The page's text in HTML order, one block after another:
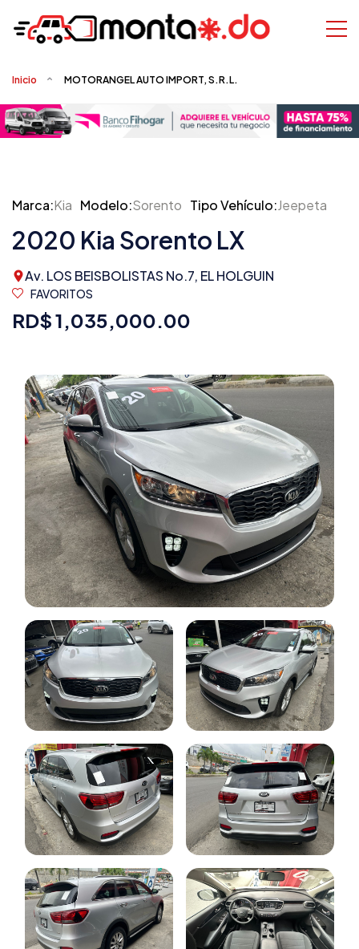
Inicio MOTORANGEL AUTO IMPORT, S.R.L.
Marca:Kia Modelo:Sorento Tipo Vehículo:Jeepeta
2020 Kia Sorento LX
Av. LOS BEISBOLISTAS No.7, EL HOLGUIN
FAVORITOS
RD$ 1,035,000.00